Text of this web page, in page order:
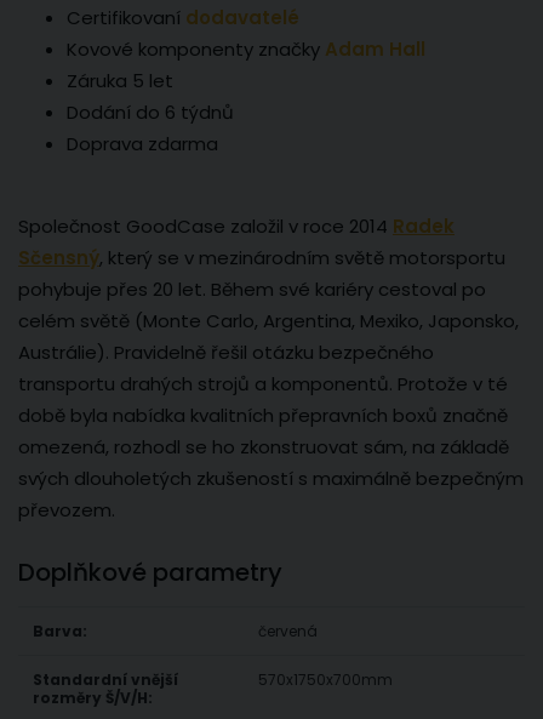
Certifikovaní dodavatelé
Kovové komponenty značky Adam Hall
Záruka 5 let
Dodání do 6 týdnů
Doprava zdarma
Společnost GoodCase založil v roce 2014 Radek
Sčensný, který se v mezinárodním světě motorsportu
pohybuje přes 20 let. Během své kariéry cestoval po
celém světě (Monte Carlo, Argentina, Mexiko, Japonsko,
Austrálie). Pravidelně řešil otázku bezpečného
transportu drahých strojů a komponentů. Protože v té
době byla nabídka kvalitních přepravních boxů značně
omezená, rozhodl se ho zkonstruovat sám, na základě
svých dlouholetých zkušeností s maximálně bezpečným
převozem.
Doplňkové parametry
Barva: červená
Standardní vnější
rozměry Š/V/H:
570x1750x700mm